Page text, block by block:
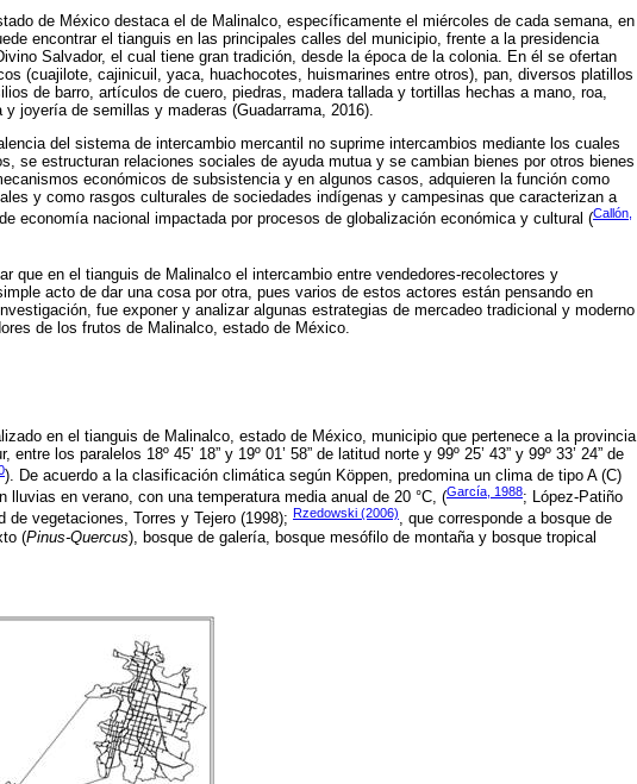
de México destaca el de Malinalco, específicamente el miércoles de cada semana, en
encontrar el tianguis en las principales calles del municipio, frente a la presidencia
Salvador, el cual tiene gran tradición, desde la época de la colonia. En él se ofertan
(cuajilote, cajinicuil, yaca, huachocotes, huismarines entre otros), pan, diversos platillos
de barro, artículos de cuero, piedras, madera tallada y tortillas hechas a mano, roa,
joyería de semillas y maderas (Guadarrama, 2016).
del sistema de intercambio mercantil no suprime intercambios mediante los cuales
se estructuran relaciones sociales de ayuda mutua y se cambian bienes por otros bienes
económicos de subsistencia y en algunos casos, adquieren la función como
y como rasgos culturales de sociedades indígenas y campesinas que caracterizan a
economía nacional impactada por procesos de globalización económica y cultural (Callón,
que en el tianguis de Malinalco el intercambio entre vendedores-recolectores y
acto de dar una cosa por otra, pues varios de estos actores están pensando en
fue exponer y analizar algunas estrategias de mercadeo tradicional y moderno
de los frutos de Malinalco, estado de México.
en el tianguis de Malinalco, estado de México, municipio que pertenece a la provincia
los paralelos 18º 45’ 18” y 19º 01’ 58” de latitud norte y 99º 25’ 43” y 99º 33’ 24” de
). De acuerdo a la clasificación climática según Köppen, predomina un clima de tipo A (C)
lluvias en verano, con una temperatura media anual de 20 °C, (García, 1988; López-Patiño
de vegetaciones, Torres y Tejero (1998); Rzedowski (2006), que corresponde a bosque de
(Pinus-Quercus), bosque de galería, bosque mesófilo de montaña y bosque tropical